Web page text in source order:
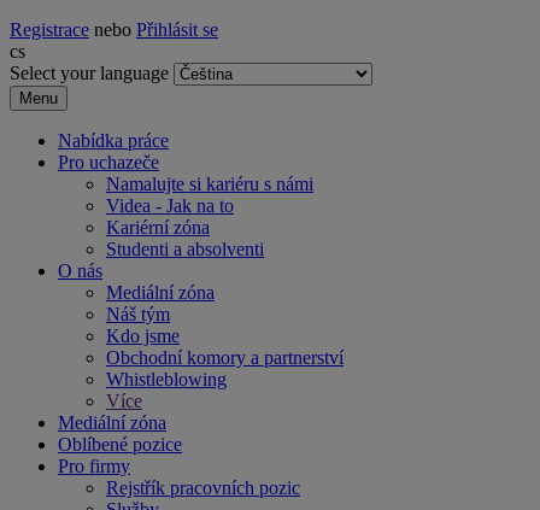
Registrace nebo Přihlásit se
cs
Select your language
Menu
Nabídka práce
Pro uchazeče
Namalujte si kariéru s námi
Videa - Jak na to
Kariérní zóna
Studenti a absolventi
O nás
Mediální zóna
Náš tým
Kdo jsme
Obchodní komory a partnerství
Whistleblowing
Více
Mediální zóna
Oblíbené pozice
Pro firmy
Rejstřík pracovních pozic